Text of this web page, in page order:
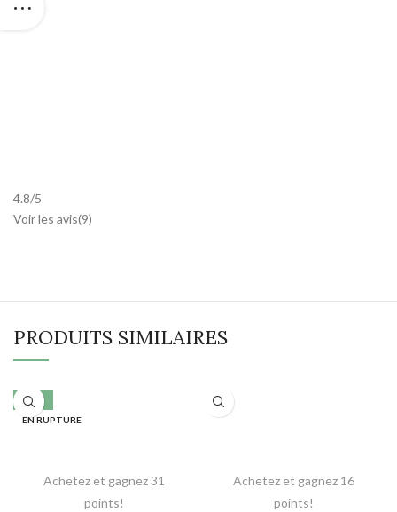
4.8/5
Voir les avis(9)
PRODUITS SIMILAIRES
-25%
EN RUPTURE
Achetez et gagnez 31
points!
Achetez et gagnez 16
points!